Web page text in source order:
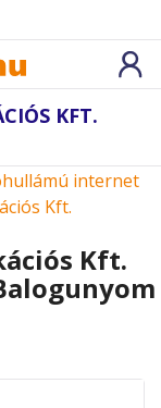
KFT.
internet
Kft.
Kft.